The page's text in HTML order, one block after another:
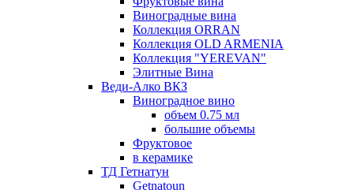
Виноградные вина
Коллекция ORRAN
Коллекция OLD ARMENIA
Коллекция "YEREVAN"
Элитные Вина
Веди-Алко ВКЗ
Виноградное вино
объем 0.75 мл
большие объемы
Фруктовое
в керамике
ТД Гетнатун
Getnatoun